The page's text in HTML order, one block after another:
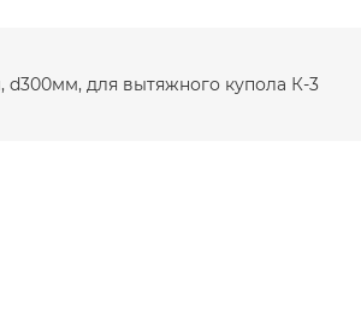
d300мм, для вытяжного купола К-3